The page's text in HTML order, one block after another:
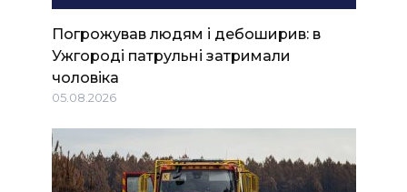
Погрожував людям і дебоширив: в
Ужгороді патрульні затримали
чоловіка
05.08.2026